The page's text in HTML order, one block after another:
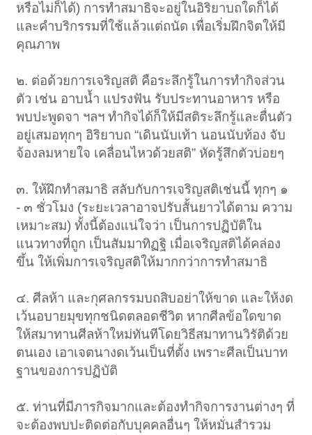
หรือไม่ก็ได้) การทำสมาธิจะอยู่ในอิริยาบถใดก็ได้
และคำบริกรรมที่ใช้แล้วแต่ถนัด เพื่อเริ่มฝึกจิตให้มี
คุณภาพ
๒. ต่อด้วยการเจริญสติ คือระลึกรู้ในการทำกิจส่วน
ตัว เช่น อาบน้ำ แปรงฟัน รับประทานอาหาร หรือ
พบปะพูดจา ฯลฯ ทำกิจได้ก็ให้มีสติระลึกรู้และตื่นตัว
อยู่เสมอทุกๆ อิริยาบถ “เดินนับเท้า นอนนับท้อง จับ
จ้องลมหายใจ เคลื่อนไหวด้วยสติ” หัดรู้สึกตัวบ่อยๆ
๓. ให้ฝึกทำสมาธิ สลับกับการเจริญสติเช่นนี้ ทุกๆ ๑
- ๓ ชั่วโมง (ระยะเวลาอาจปรับสั้นยาวได้ตาม ความ
เหมาะสม) ทั้งนี้ต้องแน่ใจว่า เป็นการปฏิบัติใน
แนวทางที่ถูก เป็นสัมมาทิฏฐิ เมื่อเจริญสติได้คล่อง
ขึ้น ให้เพิ่มการเจริญสติให้มากกว่าการทำสมาธิ
๔. ศีลห้า และกุศลกรรมบถสิบอย่าให้ขาด และให้งด
เว้นอบายมุขทุกชนิดตลอดชีวิต หากศีลข้อใดขาด
ให้สมาทานศีลห้าใหม่ทันทีโดยวิธีสมาทานวิรัติด้วย
ตนเอง เอาเจตนางดเว้นเป็นที่ตั้ง เพราะศีลเป็นบาท
ฐานของการปฏิบัติ
๕. ท่านที่มีภารกิจมากและต้องทำกิจการงานต่างๆ ที่
จะต้องพบปะติดต่อกับบุคคลอื่นๆ ให้หมั่นสำรวม